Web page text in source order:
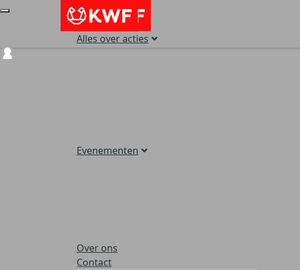
Alles over acties
Evenementen
Over ons
Contact